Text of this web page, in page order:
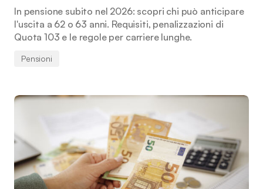
In pensione subito nel 2026: scopri chi può anticipare
l'uscita a 62 o 63 anni. Requisiti, penalizzazioni di
Quota 103 e le regole per carriere lunghe.
Pensioni